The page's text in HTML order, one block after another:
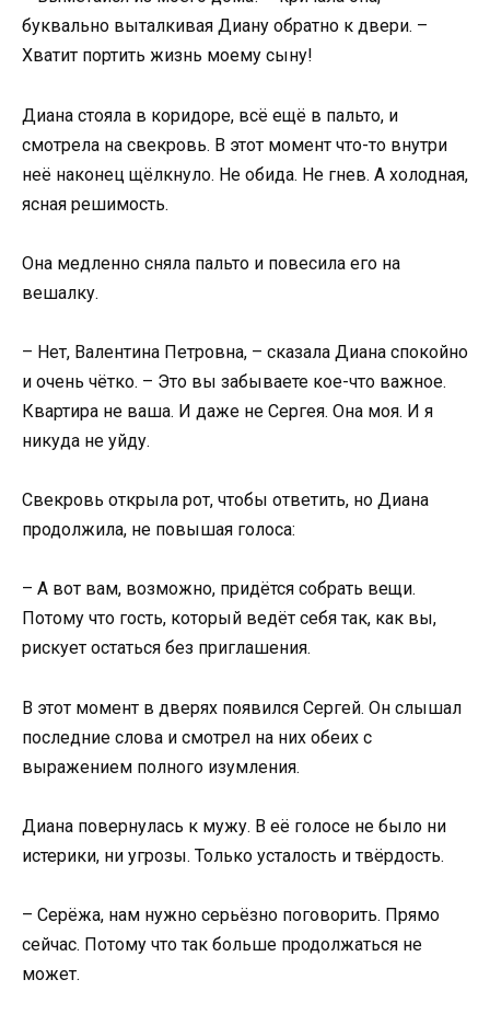
буквально выталкивая Диану обратно к двери. –
Хватит портить жизнь моему сыну!
Диана стояла в коридоре, всё ещё в пальто, и
смотрела на свекровь. В этот момент что-то внутри
неё наконец щёлкнуло. Не обида. Не гнев. А холодная,
ясная решимость.
Она медленно сняла пальто и повесила его на
вешалку.
– Нет, Валентина Петровна, – сказала Диана спокойно
и очень чётко. – Это вы забываете кое-что важное.
Квартира не ваша. И даже не Сергея. Она моя. И я
никуда не уйду.
Свекровь открыла рот, чтобы ответить, но Диана
продолжила, не повышая голоса:
– А вот вам, возможно, придётся собрать вещи.
Потому что гость, который ведёт себя так, как вы,
рискует остаться без приглашения.
В этот момент в дверях появился Сергей. Он слышал
последние слова и смотрел на них обеих с
выражением полного изумления.
Диана повернулась к мужу. В её голосе не было ни
истерики, ни угрозы. Только усталость и твёрдость.
– Серёжа, нам нужно серьёзно поговорить. Прямо
сейчас. Потому что так больше продолжаться не
может.